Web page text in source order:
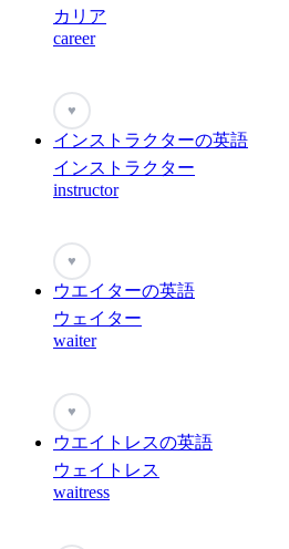
カリア
career
♥
インストラクターの英語
インストラクター
instructor
♥
ウエイターの英語
ウェイター
waiter
♥
ウエイトレスの英語
ウェイトレス
waitress